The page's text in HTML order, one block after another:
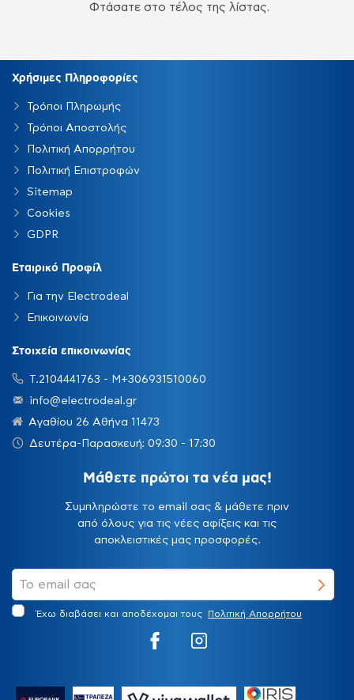
Φτάσατε στο τέλος της λίστας.
Χρήσιμες Πληροφορίες
Τρόποι Πληρωμής
Τρόποι Αποστολής
Πολιτική Απορρήτου
Πολιτική Επιστροφών
Sitemap
Cookies
GDPR
Εταιρικό Προφίλ
Για την Electrodeal
Επικοινωνία
Στοιχεία επικοινωνίας
Τ.2104441763 - Μ+306931510060
info@electrodeal.gr
Αγαθίου 26 Αθήνα 11473
Δευτέρα-Παρασκευή: 09:30 - 17:30
Μάθετε πρώτοι τα νέα μας!
Συμπληρώστε το email σας & μάθετε πριν
από όλους για τις νέες αφίξεις και τις
αποκλειστικές μας προσφορές.
Έχω διαβάσει και αποδέχομαι τους Πολιτική Απορρήτου